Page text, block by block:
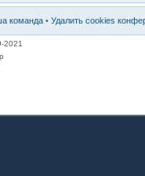
команда • Удалить cookies
2021